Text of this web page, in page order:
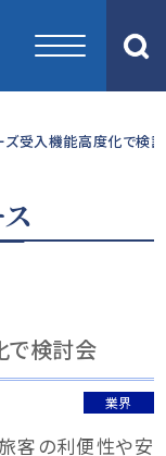
ズ受入機能高度化で検
で検討会
業界
客の利便性や安